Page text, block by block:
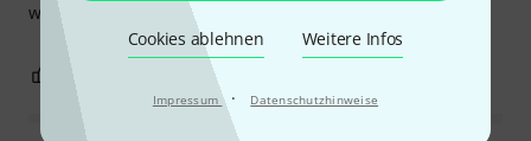
Cookies ablehnen Weitere Infos
Impressum · Datenschutzhinweise
weiter.
BEWERTUNG MELDEN